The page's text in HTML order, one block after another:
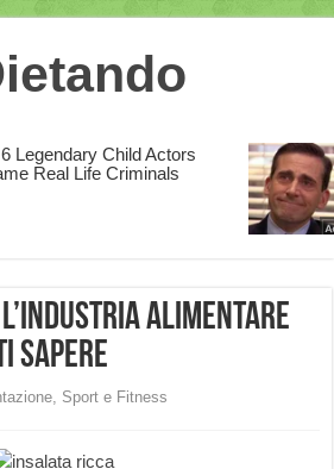
alimentare
sapere
Sport e Fitness